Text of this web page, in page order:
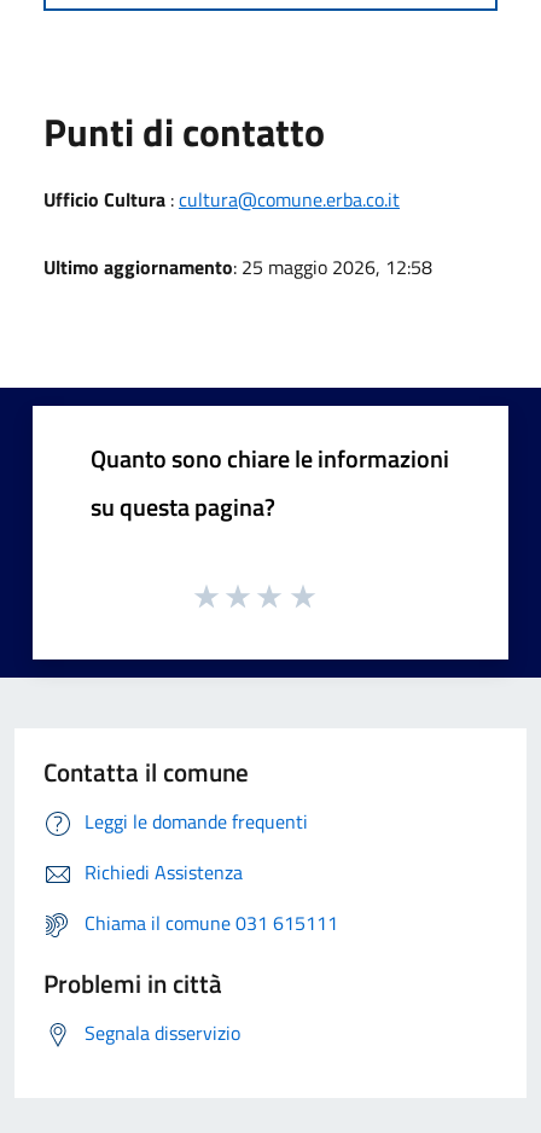
Punti di contatto
Ufficio Cultura :cultura@comune.erba.co.it
Ultimo aggiornamento: 25 maggio 2026, 12:58
Quanto sono chiare le informazioni
su questa pagina?
Contatta il comune
Leggi le domande frequenti
Richiedi Assistenza
Chiama il comune 031 615111
Problemi in città
Segnala disservizio